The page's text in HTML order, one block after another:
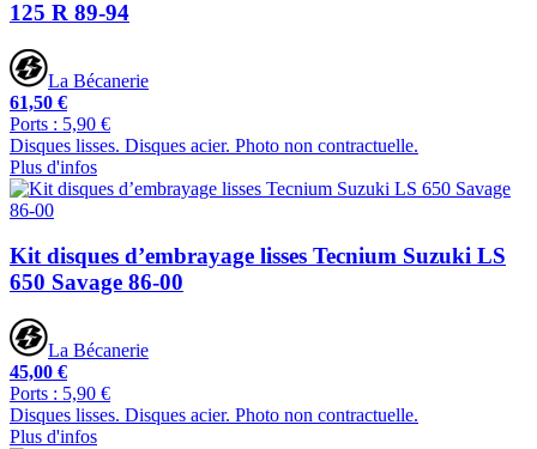
125 R 89-94
La Bécanerie
61,50 €
Ports : 5,90 €
Disques lisses. Disques acier. Photo non contractuelle.
Plus d'infos
Kit disques d’embrayage lisses Tecnium Suzuki LS
650 Savage 86-00
La Bécanerie
45,00 €
Ports : 5,90 €
Disques lisses. Disques acier. Photo non contractuelle.
Plus d'infos